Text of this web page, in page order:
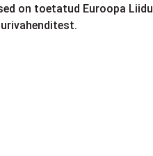
on toetatud Euroopa Liidu